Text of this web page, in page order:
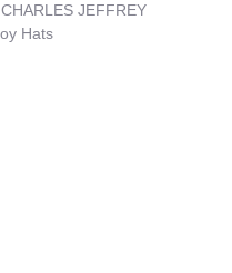
JEFFREY
Hats